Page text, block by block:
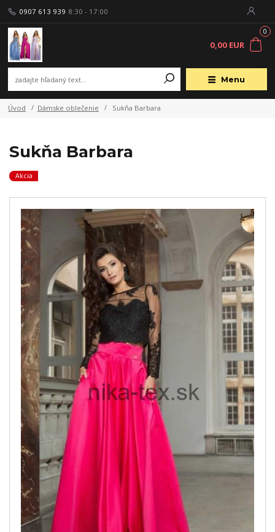
Menu
0907 613 939 8:30 - 17:00
0
0,00 EUR
Úvod Dámske oblečenie Sukňa Barbara
Sukňa Barbara
Akcia